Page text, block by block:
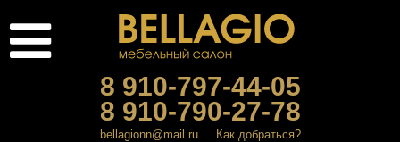
8 910-797-44-05
8 910-790-27-78
bellagionn@mail.ru Как добраться?